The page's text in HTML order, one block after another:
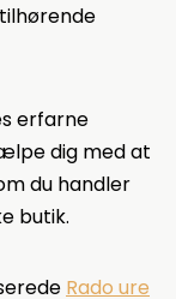
erfarne
dig med at
du handler
butik.
Rado ure